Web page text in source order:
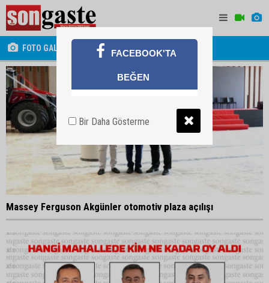
FOTO GALERİ
Massey Ferguson Akgünler otomotiv plaza açılışı
FACEBOOK'TA
BEĞEN
Bir Daha Gösterme